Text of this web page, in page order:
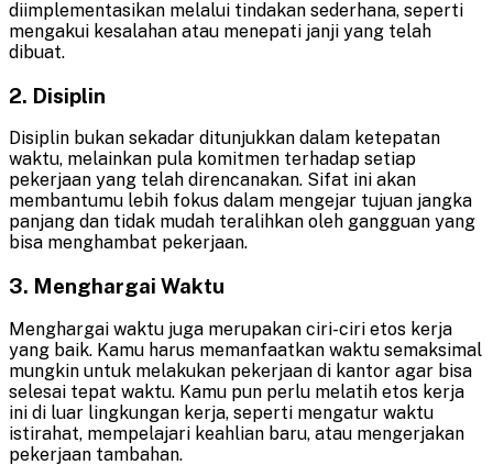
diimplementasikan melalui tindakan sederhana, seperti
mengakui kesalahan atau menepati janji yang telah
dibuat.
2. Disiplin
Disiplin bukan sekadar ditunjukkan dalam ketepatan
waktu, melainkan pula komitmen terhadap setiap
pekerjaan yang telah direncanakan. Sifat ini akan
membantumu lebih fokus dalam mengejar tujuan jangka
panjang dan tidak mudah teralihkan oleh gangguan yang
bisa menghambat pekerjaan.
3. Menghargai Waktu
Menghargai waktu juga merupakan ciri-ciri etos kerja
yang baik. Kamu harus memanfaatkan waktu semaksimal
mungkin untuk melakukan pekerjaan di kantor agar bisa
selesai tepat waktu. Kamu pun perlu melatih etos kerja
ini di luar lingkungan kerja, seperti mengatur waktu
istirahat, mempelajari keahlian baru, atau mengerjakan
pekerjaan tambahan.